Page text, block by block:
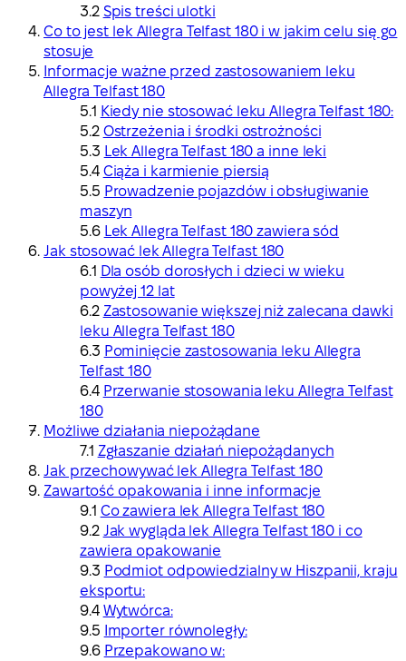
Spis treści ulotki
Co to jest lek Allegra Telfast 180 i w jakim celu się go
stosuje
Informacje ważne przed zastosowaniem leku
Allegra Telfast 180
Kiedy nie stosować leku Allegra Telfast 180:
Ostrzeżenia i środki ostrożności
Lek Allegra Telfast 180 a inne leki
Ciąża i karmienie piersią
Prowadzenie pojazdów i obsługiwanie
maszyn
Lek Allegra Telfast 180 zawiera sód
Jak stosować lek Allegra Telfast 180
Dla osób dorosłych i dzieci w wieku
powyżej 12 lat
Zastosowanie większej niż zalecana dawki
leku Allegra Telfast 180
Pominięcie zastosowania leku Allegra
Telfast 180
Przerwanie stosowania leku Allegra Telfast
180
Możliwe działania niepożądane
Zgłaszanie działań niepożądanych
Jak przechowywać lek Allegra Telfast 180
Zawartość opakowania i inne informacje
Co zawiera lek Allegra Telfast 180
Jak wygląda lek Allegra Telfast 180 i co
zawiera opakowanie
Podmiot odpowiedzialny w Hiszpanii, kraju
eksportu:
Wytwórca:
Importer równoległy:
Przepakowano w: